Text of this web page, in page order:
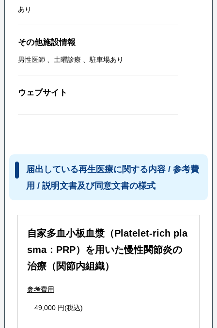
あり
その他施設情報
男性医師 土曜診療 駐車場あり
ウェブサイト
届出している再生医療に関する内容 / 参考費
用 / 説明文書及び同意文書の様式
自家多血小板血漿（Platelet-rich pla
sma：PRP）を用いた慢性関節炎の
治療（関節内組織）
参考費用
49,000 円(税込)